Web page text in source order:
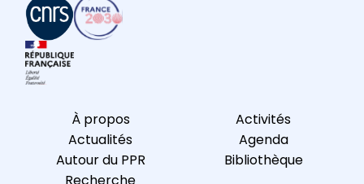
À propos
Actualités
Autour du PPR
Activités
Agenda
Bibliothèque